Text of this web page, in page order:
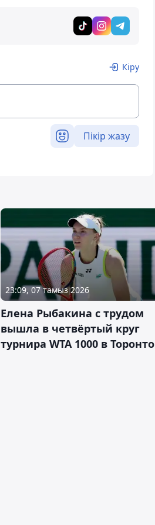
Кіру
Пікір жазу
23:09, 07 тамыз 2026
Елена Рыбакина с трудом
вышла в четвёртый круг
турнира WTA 1000 в Торонто